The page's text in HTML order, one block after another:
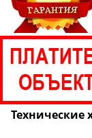
Технические